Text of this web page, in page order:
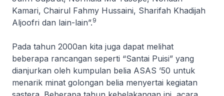
Kamari, Chairul Fahmy Hussaini, Sharifah Khadijah
Aljoofri dan lain-lain”.9
Pada tahun 2000an kita juga dapat melihat
beberapa rancangan seperti “Santai Puisi” yang
dianjurkan oleh kumpulan belia ASAS ’50 untuk
menarik minat golongan belia menyertai kegiatan